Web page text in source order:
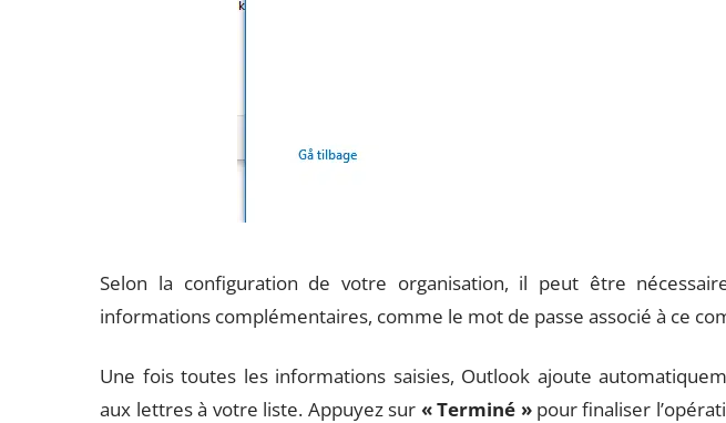
Selon la configuration de votre organisation, il peut être
informations complémentaires, comme le mot de passe associé à ce
Une fois toutes les informations saisies, Outlook ajoute
aux lettres à votre liste. Appuyez sur « Terminé »pour finaliser